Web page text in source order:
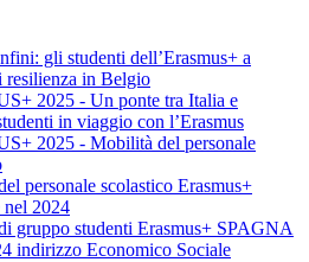
gli studenti dell’Erasmus+ a
resilienza in Belgio
2025 - Un ponte tra Italia e
in viaggio con l’Erasmus
2025 - Mobilità del personale
personale scolastico Erasmus+
nel 2024
gruppo studenti Erasmus+ SPAGNA
indirizzo Economico Sociale